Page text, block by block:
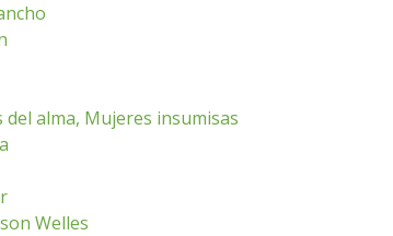
del alma, Mujeres insumisas
Welles